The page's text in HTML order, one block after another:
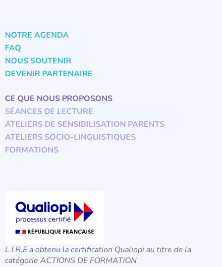
NOTRE AGENDA
FAQ
NOUS SOUTENIR
DEVENIR PARTENAIRE
CE QUE NOUS PROPOSONS
SÉANCES DE LECTURE
ATELIERS DE SENSIBILISATION PARENTS
ATELIERS SOCIO-LINGUISTIQUES
FORMATIONS
L.I.R.E a obtenu la certification Qualiopi au titre de la
catégorie ACTIONS DE FORMATION